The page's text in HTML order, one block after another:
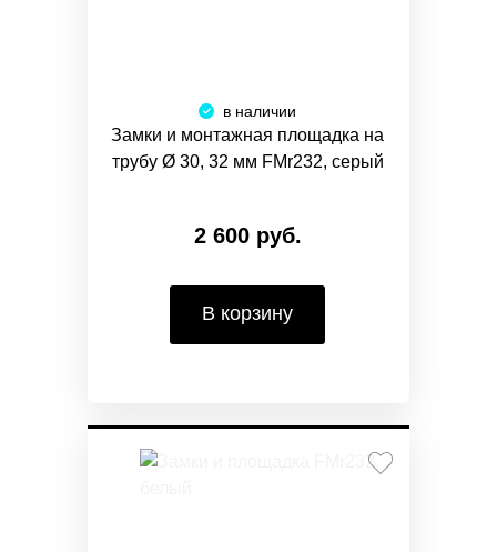
в наличии
Замки и монтажная площадка на
трубу Ø 30, 32 мм FMr232, серый
2 600 руб.
В корзину